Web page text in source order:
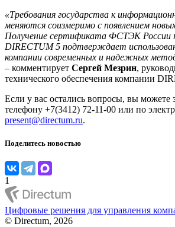
«Требования государства к
меняются соизмеримо с появлением
Получение сертификата ФСТЭК России
DIRECTUM 5 подтверждает
компании современных и надежных
– комментирует Сергей Мезрин,
технического обеспечения компании
Если у вас остались вопросы, вы можете
телефону +7(3412) 72-11-00 или по
present@directum.ru.
Поделитесь новостью
1
Цифровые решения для управления
© Directum, 2026